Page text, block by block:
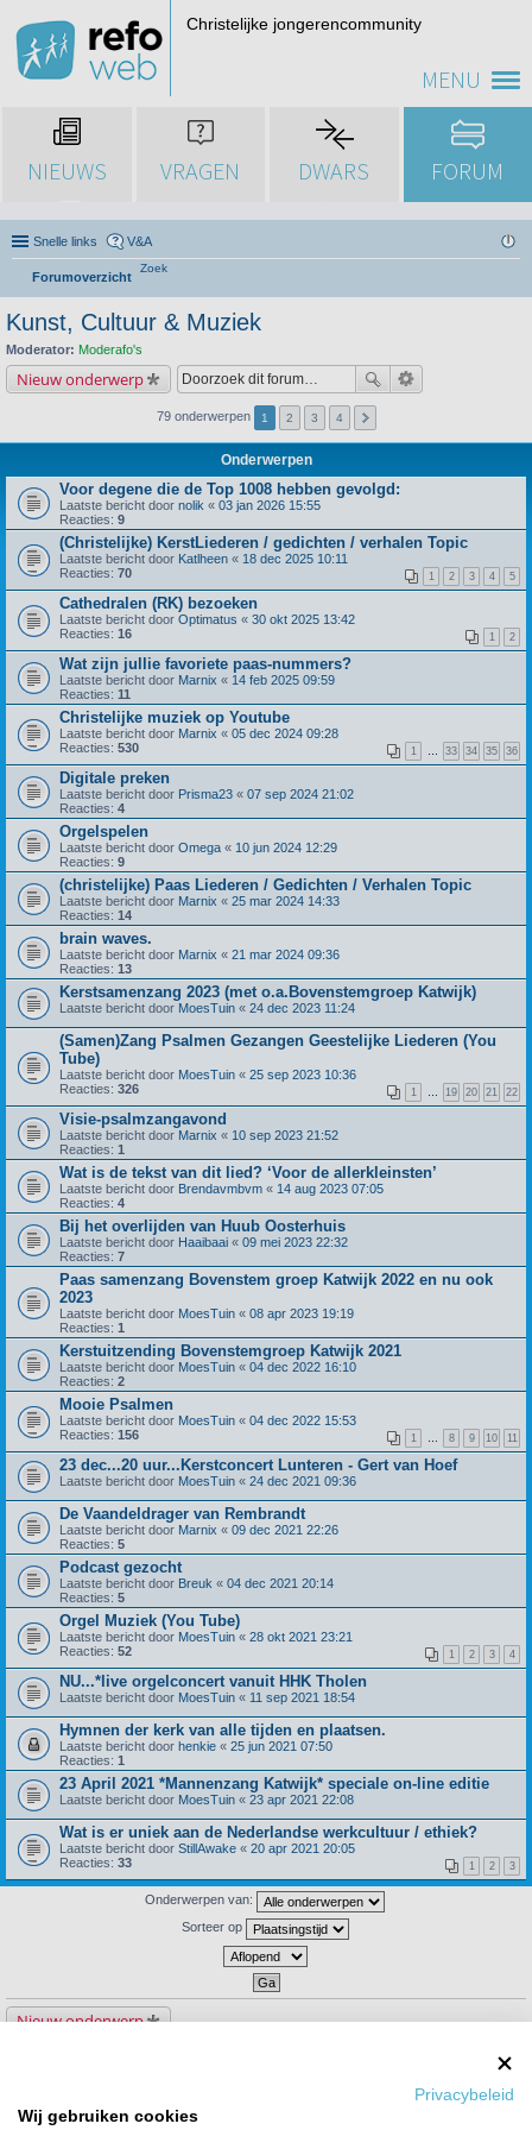
MENU
Christelijke jongerencommunity
NIEUWS VRAGEN DWARS FORUM
Snelle links V&A
Forumoverzicht
Zoek
Kunst, Cultuur & Muziek
Moderator: Moderafo's
Nieuw onderwerp
79 onderwerpen 1 2 3 4
Onderwerpen
Voor degene die de Top 1008 hebben gevolgd:
Laatste bericht door nolik « 03 jan 2026 15:55
Reacties: 9
(Christelijke) KerstLiederen / gedichten / verhalen Topic
Laatste bericht door Katlheen « 18 dec 2025 10:11
Reacties: 70 1 2 3 4 5
Cathedralen (RK) bezoeken
Laatste bericht door Optimatus « 30 okt 2025 13:42
Reacties: 16 1 2
Wat zijn jullie favoriete paas-nummers?
Laatste bericht door Marnix « 14 feb 2025 09:59
Reacties: 11
Christelijke muziek op Youtube
Laatste bericht door Marnix « 05 dec 2024 09:28
Reacties: 530 1 33 34 35 36
Digitale preken
Laatste bericht door Prisma23 « 07 sep 2024 21:02
Reacties: 4
Orgelspelen
Laatste bericht door Omega « 10 jun 2024 12:29
Reacties: 9
(christelijke) Paas Liederen / Gedichten / Verhalen Topic
Laatste bericht door Marnix « 25 mar 2024 14:33
Reacties: 14
brain waves.
Laatste bericht door Marnix « 21 mar 2024 09:36
Reacties: 13
Kerstsamenzang 2023 (met o.a.Bovenstemgroep Katwijk)
Laatste bericht door MoesTuin « 24 dec 2023 11:24
(Samen)Zang Psalmen Gezangen Geestelijke Liederen (You
Tube)
Laatste bericht door MoesTuin « 25 sep 2023 10:36
Reacties: 326 1 19 20 21 22
Visie-psalmzangavond
Laatste bericht door Marnix « 10 sep 2023 21:52
Reacties: 1
Wat is de tekst van dit lied? ‘Voor de allerkleinsten’
Laatste bericht door Brendavmbvm « 14 aug 2023 07:05
Reacties: 4
Bij het overlijden van Huub Oosterhuis
Laatste bericht door Haaibaai « 09 mei 2023 22:32
Reacties: 7
Paas samenzang Bovenstem groep Katwijk 2022 en nu ook
2023
Laatste bericht door MoesTuin « 08 apr 2023 19:19
Reacties: 1
Kerstuitzending Bovenstemgroep Katwijk 2021
Laatste bericht door MoesTuin « 04 dec 2022 16:10
Reacties: 2
Mooie Psalmen
Laatste bericht door MoesTuin « 04 dec 2022 15:53
Reacties: 156 1 8 9 10 11
23 dec...20 uur...Kerstconcert Lunteren - Gert van Hoef
Laatste bericht door MoesTuin « 24 dec 2021 09:36
De Vaandeldrager van Rembrandt
Laatste bericht door Marnix « 09 dec 2021 22:26
Reacties: 5
Podcast gezocht
Laatste bericht door Breuk « 04 dec 2021 20:14
Reacties: 5
Orgel Muziek (You Tube)
Laatste bericht door MoesTuin « 28 okt 2021 23:21
Reacties: 52 1 2 3 4
NU...*live orgelconcert vanuit HHK Tholen
Laatste bericht door MoesTuin « 11 sep 2021 18:54
Hymnen der kerk van alle tijden en plaatsen.
Laatste bericht door henkie « 25 jun 2021 07:50
Reacties: 1
23 April 2021 *Mannenzang Katwijk* speciale on-line editie
Laatste bericht door MoesTuin « 23 apr 2021 22:08
Wat is er uniek aan de Nederlandse werkcultuur / ethiek?
Laatste bericht door StillAwake « 20 apr 2021 20:05
Reacties: 33 1 2 3
Onderwerpen van:
Sorteer op
Nieuw onderwerp
Ga naar
Privacybeleid
Wij gebruiken cookies